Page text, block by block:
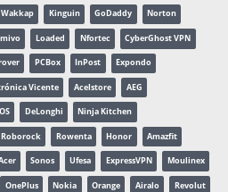
Wakkap Kinguin GoDaddy Norton
Loaded Nfortec CyberGhost VPN
PCBox InPost Expondo
Vicente Acelstore AEG
DeLonghi Ninja Kitchen
Roborock Rowenta Honor Amazfit
Sonos Ufesa ExpressVPN Moulinex
OnePlus Nokia Orange Airalo Revolut